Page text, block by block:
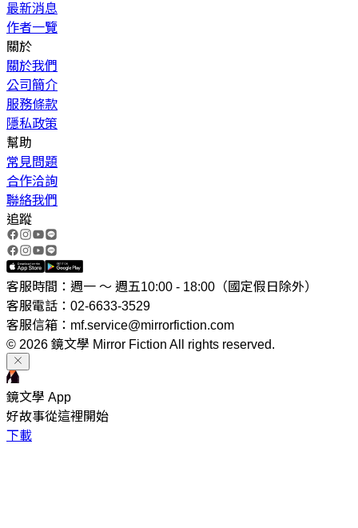
最新消息
作者一覽
關於
關於我們
公司簡介
服務條款
隱私政策
幫助
常見問題
合作洽詢
聯絡我們
追蹤
客服時間：週一 ～ 週五10:00 - 18:00（國定假日除外）
客服電話：02-6633-3529
客服信箱：mf.service@mirrorfiction.com
© 2026 鏡文學 Mirror Fiction All rights reserved.
鏡文學 App
好故事從這裡開始
下載